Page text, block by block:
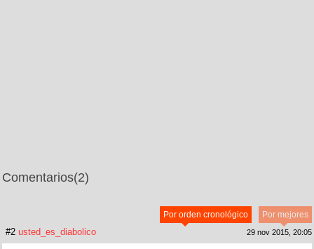
Comentarios(2)
Por mejores
Por orden cronológico
#2 usted_es_diabolico 29 nov 2015, 20:05